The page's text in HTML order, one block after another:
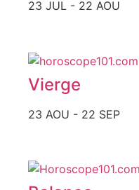
23 JUL - 22 AOU
Vierge
23 AOU - 22 SEP